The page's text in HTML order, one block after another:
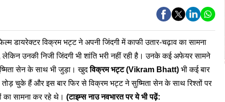
डायरेक्टर विक्रम भट्ट ने अपनी जिंदगी में काफी उतार-चढ़ाव का सामना
उनकी निजी जिंदगी भी शांति भरी नहीं रही है। उनके कई अफेयर सामने
सेन के साथ भी जुड़ा। खुदविक्रम भट्ट (Vikram Bhatt) भी कई बार
चुके हैं और इस बार फिर से विक्रम भट्ट ने सुष्मिता सेन के साथ रिश्तों पर
का सामना कर रहे थे। (टाइम्स नाउ नवभारत पर ये भी पढ़ें: